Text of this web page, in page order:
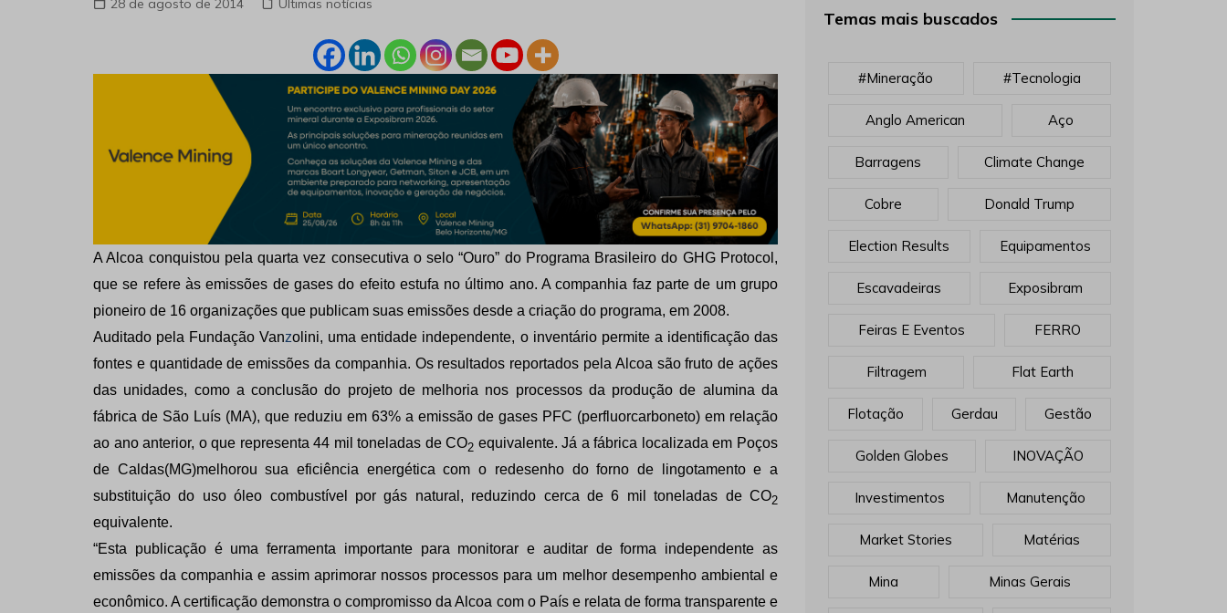
28 de agosto de 2014 Últimas notícias
A Alcoa conquistou pela quarta vez consecutiva o selo “Ouro” do Programa Brasileiro do GHG Protocol,
que se refere às emissões de gases do efeito estufa no último ano. A companhia faz parte de um grupo
pioneiro de 16 organizações que publicam suas emissões desde a criação do programa, em 2008.
Auditado pela Fundação Vanzolini, uma entidade independente, o inventário permite a identificação das
fontes e quantidade de emissões da companhia. Os resultados reportados pela Alcoa são fruto de ações
das unidades, como a conclusão do projeto de melhoria nos processos da produção de alumina da
fábrica de São Luís (MA), que reduziu em 63% a emissão de gases PFC (perfluorcarboneto) em relação
ao ano anterior, o que representa 44 mil toneladas de CO2 equivalente. Já a fábrica localizada em Poços
de Caldas(MG)melhorou sua eficiência energética com o redesenho do forno de lingotamento e a
substituição do uso óleo combustível por gás natural, reduzindo cerca de 6 mil toneladas de CO2
equivalente.
“Esta publicação é uma ferramenta importante para monitorar e auditar de forma independente as
emissões da companhia e assim aprimorar nossos processos para um melhor desempenho ambiental e
econômico. A certificação demonstra o compromisso da Alcoa com o País e relata de forma transparente e
Temas mais buscados
#mineração #tecnologia
Anglo American Aço
Barragens Climate Change
Cobre Donald Trump
Election Results Equipamentos
Escavadeiras Exposibram
Feiras E Eventos FERRO
Filtragem Flat Earth
Flotação Gerdau Gestão
Golden Globes INOVAÇÃO
Investimentos Manutenção
Market Stories Matérias
Mina Minas Gerais